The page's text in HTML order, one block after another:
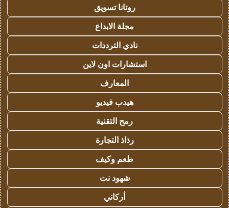
روتانا تسويق
مجلة الابداع
نادي الترددات
استشارات اون لاين
المعارف
هيدب فيديو
رمح التقنية
رذاذ التجارة
طعم وكيف
شهود نت
أركاني